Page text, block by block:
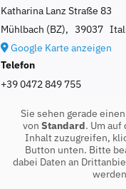
Katharina Lanz Straße 83
Mühlbach (BZ), 39037
Google Karte anzeigen
Telefon
+39 0472 849 755
Sie sehen gerade
von Standard. Um
Inhalt zuzugreifen,
Button unten. Bitte
dabei Daten an